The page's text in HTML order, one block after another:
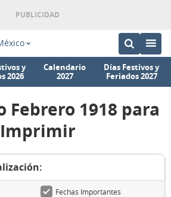
y
2026
Calendario
2027
Días Festivos y
Feriados 2027
Febrero 1918 para
Imprimir
Fechas Importantes